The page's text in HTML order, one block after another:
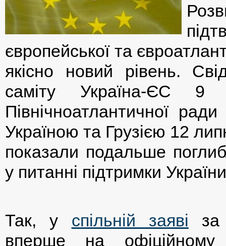
європейської та
якісно новий рівень.
саміту Україна-ЄС
Північноатлантичної
Україною та Грузією 12
показали подальше
у питанні підтримки
Так, у спільній заяві за
вперше на офіційному